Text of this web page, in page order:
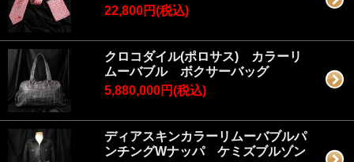
22,800円(税込)
クロコダイル(ポロサス) カラーリ
ムーバブル ボクサーバッグ
5,880,000円(税込)
ディアスキンカラーリムーバブルパ
ンチングWナッパ ケミズブルゾン